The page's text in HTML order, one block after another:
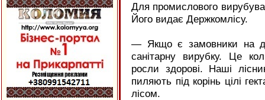
Для промислового
Його видає Держкомлісу.
— Якщо є замовники на
санітарну вирубку. Це
росли здорові. Наші
пиляють під корінь цілі
лісом.